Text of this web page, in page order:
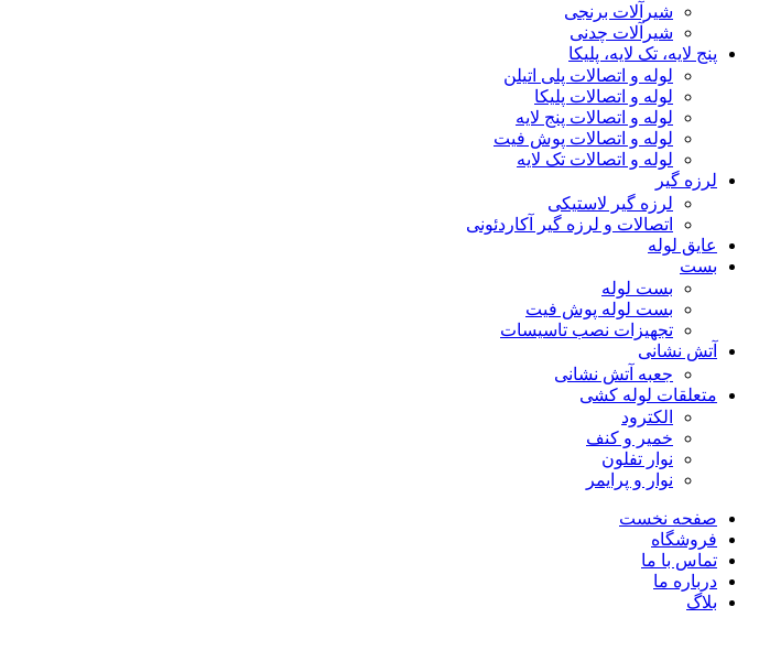
شیرآلات برنجی
شیرآلات چدنی
پنج لایه، تک لایه، پلیکا
لوله و اتصالات پلی اتیلن
لوله و اتصالات پلیکا
لوله و اتصالات پنج لایه
لوله و اتصالات پوش فیت
لوله و اتصالات تک لایه
لرزه گیر
لرزه گیر لاستیکی
اتصالات و لرزه گیر آکاردئونی
عایق لوله
بست
بست لوله
بست لوله پوش فیت
تجهیزات نصب تاسیسات
آتش نشانی
جعبه آتش نشانی
متعلقات لوله کشی
الکترود
خمیر و کنف
نوار تفلون
نوار و پرایمر
صفحه نخست
فروشگاه
تماس با ما
درباره ما
بلاگ